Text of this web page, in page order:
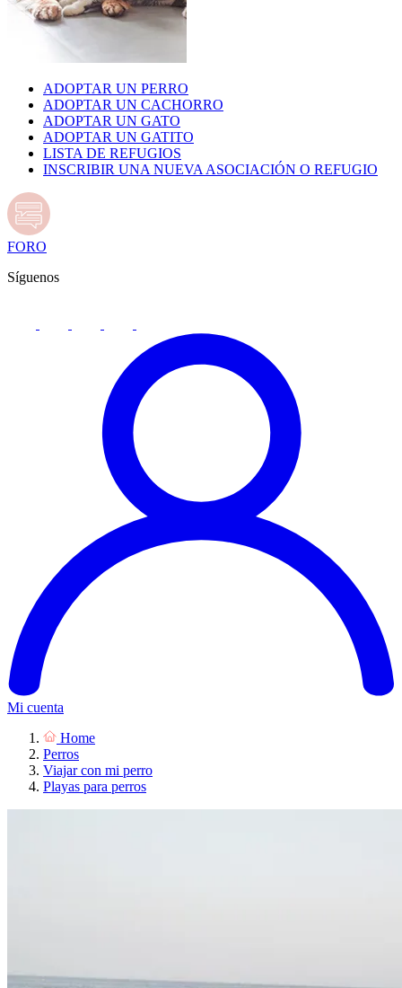
ADOPTAR UN PERRO
ADOPTAR UN CACHORRO
ADOPTAR UN GATO
ADOPTAR UN GATITO
LISTA DE REFUGIOS
INSCRIBIR UNA NUEVA ASOCIACIÓN O REFUGIO
FORO
Síguenos
Mi cuenta
Home
Perros
Viajar con mi perro
Playas para perros